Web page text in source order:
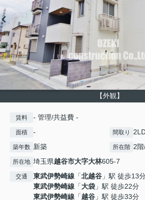
【外観】
賃料 - 管理/共益費 -
面積 - 間取り
築年数 新築 所在階 2
所在地 埼玉県越谷市大字大林605-7
交通 東武伊勢崎線 「北越谷 」駅 徒歩13
東武伊勢崎線 「大袋 」駅 徒歩22分
東武伊勢崎線 「越谷 」駅 徒歩33分